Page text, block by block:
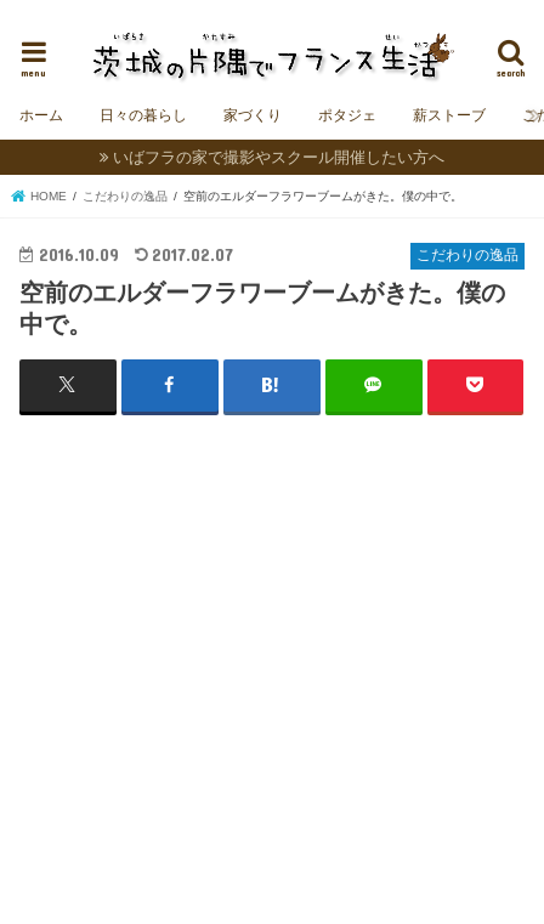
search
menu
ホーム 日々の暮らし 家づくり ポタジェ 薪ストーブ こ
いばフラの家で撮影やスクール開催したい方へ
HOME こだわりの逸品 空前のエルダーフラワーブームがきた。僕の中で。
こだわりの逸品
2016.10.09 2017.02.07
空前のエルダーフラワーブームがきた。僕の
中で。